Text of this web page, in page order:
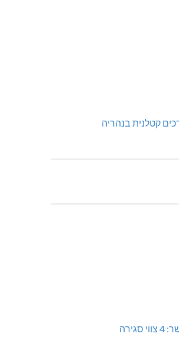
קטלנית בנהריה